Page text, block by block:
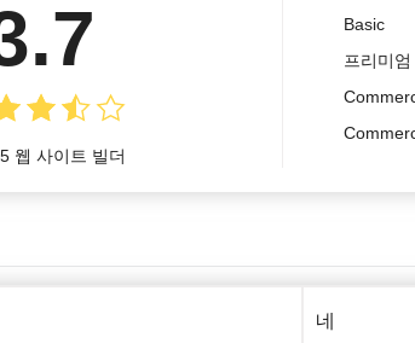
웹 사이트 빌더
Basic
프리미엄
네